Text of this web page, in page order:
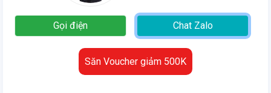
Gọi điện Chat Zalo
Săn Voucher giảm 500K